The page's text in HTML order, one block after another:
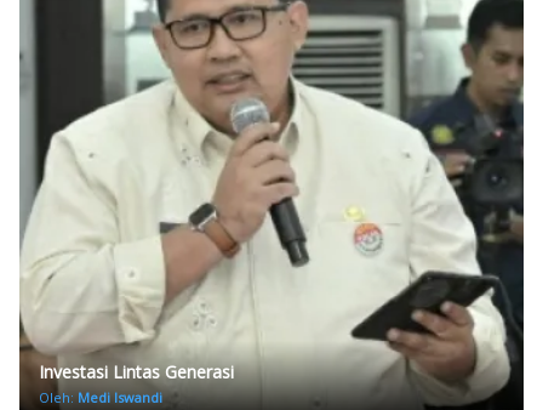
Investasi Lintas Generasi
Oleh: Medi Iswandi